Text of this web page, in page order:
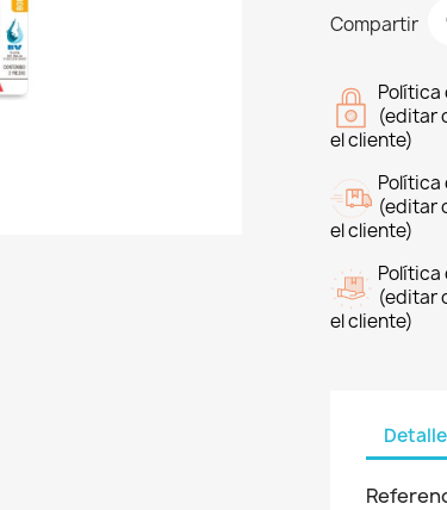
Compartir
Política
(editar
el cliente)
Política
(editar
el cliente)
Política
(editar
el cliente)